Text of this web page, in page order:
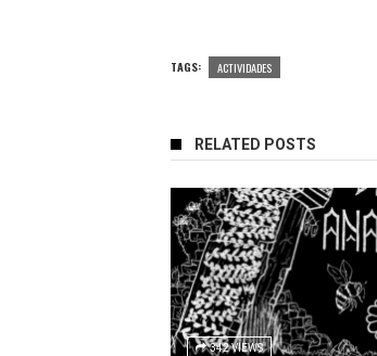
TAGS: ACTIVIDADES
RELATED POSTS
342 VIEWS